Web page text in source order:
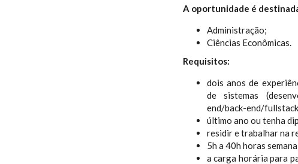
A oportunidade é
Administração;
Ciências Econômicas.
Requisitos:
dois anos de
de sistemas
end/back-end/
último ano ou tenha
residir e trabalhar na
5h a 40h horas
a carga horária para